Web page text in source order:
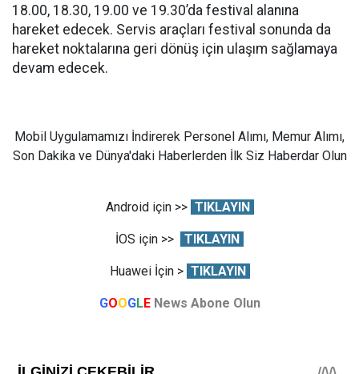
18.00, 18.30, 19.00 ve 19.30’da festival alanına
hareket edecek. Servis araçları festival sonunda da
hareket noktalarına geri dönüş için ulaşım sağlamaya
devam edecek.
Mobil Uygulamamızı İndirerek Personel Alımı, Memur Alımı,
Son Dakika ve Dünya'daki Haberlerden İlk Siz Haberdar Olun
Android için >> TIKLAYIN
İOS için >> TIKLAYIN
Huawei İçin > TIKLAYIN
GOOGLE News Abone Olun